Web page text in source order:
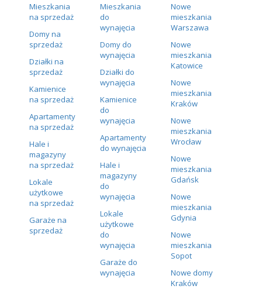
Mieszkania
na sprzedaż
Domy na
sprzedaż
Działki na
sprzedaż
Kamienice
na sprzedaż
Apartamenty
na sprzedaż
Hale i
magazyny
na sprzedaż
Lokale
użytkowe
na sprzedaż
Garaże na
sprzedaż
Mieszkania
do
wynajęcia
Domy do
wynajęcia
Działki do
wynajęcia
Kamienice
do
wynajęcia
Apartamenty
do wynajęcia
Hale i
magazyny
do
wynajęcia
Lokale
użytkowe
do
wynajęcia
Garaże do
wynajęcia
Nowe
mieszkania
Warszawa
Nowe
mieszkania
Katowice
Nowe
mieszkania
Kraków
Nowe
mieszkania
Wrocław
Nowe
mieszkania
Gdańsk
Nowe
mieszkania
Gdynia
Nowe
mieszkania
Sopot
Nowe domy
Kraków